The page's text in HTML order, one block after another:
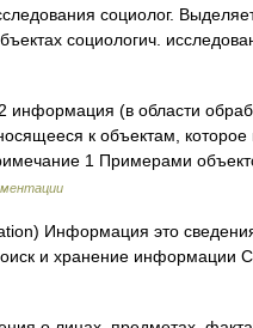
социолог.
социологич.
информация (в области
к объектам,
1 Примерами
Информация это
и хранение информации